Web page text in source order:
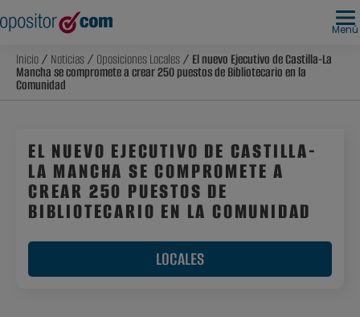
Menú
Inicio/ Noticias/ Oposiciones Locales/ El nuevo Ejecutivo de Castilla-La
Mancha se compromete a crear 250 puestos de Bibliotecario en la
Comunidad
EL NUEVO EJECUTIVO DE CASTILLA-
LA MANCHA SE COMPROMETE A
CREAR 250 PUESTOS DE
BIBLIOTECARIO EN LA COMUNIDAD
LOCALES